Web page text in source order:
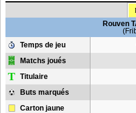
Rouven
Temps de jeu
Matchs joués
T Titulaire
Buts marqués
Carton jaune